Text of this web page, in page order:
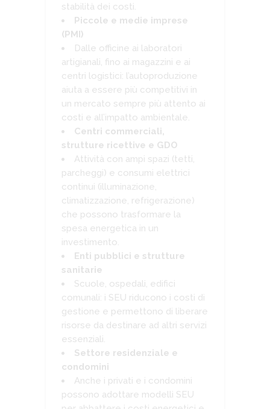
stabilità dei costi.
Piccole e medie imprese
(PMI)
Dalle officine ai laboratori
artigianali, fino ai magazzini e ai
centri logistici: l’autoproduzione
aiuta a essere più competitivi in
un mercato sempre più attento ai
costi e all’impatto ambientale.
Centri commerciali,
strutture ricettive e GDO
Attività con ampi spazi (tetti,
parcheggi) e consumi elettrici
continui (illuminazione,
climatizzazione, refrigerazione)
che possono trasformare la
spesa energetica in un
investimento.
Enti pubblici e strutture
sanitarie
Scuole, ospedali, edifici
comunali: i SEU riducono i costi di
gestione e permettono di liberare
risorse da destinare ad altri servizi
essenziali.
Settore residenziale e
condomini
Anche i privati e i condomini
possono adottare modelli SEU